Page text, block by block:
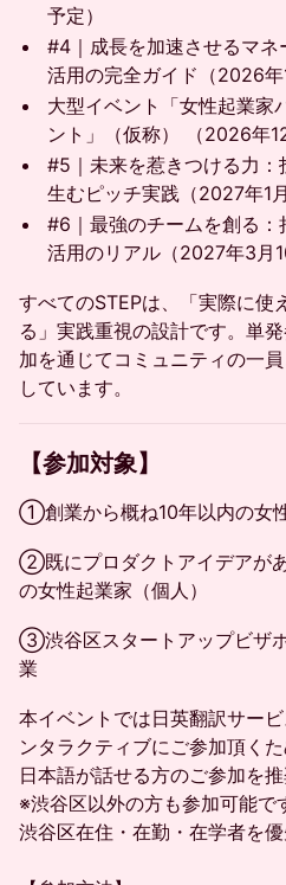
予定）
#4｜成長を加速させるマネ
活用の完全ガイド（2026年
大型イベント「女性起業家
ント」（仮称） （2026年
#5｜未来を惹きつける力
生むピッチ実践（2027年1
#6｜最強のチームを創る
活用のリアル（2027年3月
すべてのSTEPは、「実際に使
る」実践重視の設計です。単
加を通じてコミュニティの一
しています。
​【参加対象】
①創業から概ね10年以内の女
②既にプロダクトアイデアが
の女性起業家（個人）
③渋谷区スタートアップビザ
業
本イベントでは日英翻訳サー
ンタラクティブにご参加頂く
日本語が話せる方のご参加を推
※渋谷区以外の方も参加可能で
渋谷区在住・在勤・在学者を優